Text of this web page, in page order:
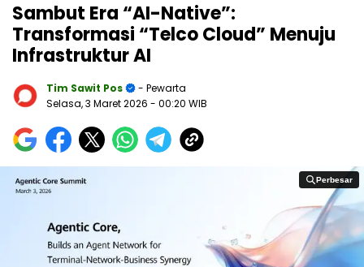
Sambut Era “AI-Native”:
Transformasi “Telco Cloud” Menuju
Infrastruktur AI
Tim Sawit Pos
- Pewarta
Selasa, 3 Maret 2026 - 00:20 WIB
Perbesar
Perbesar